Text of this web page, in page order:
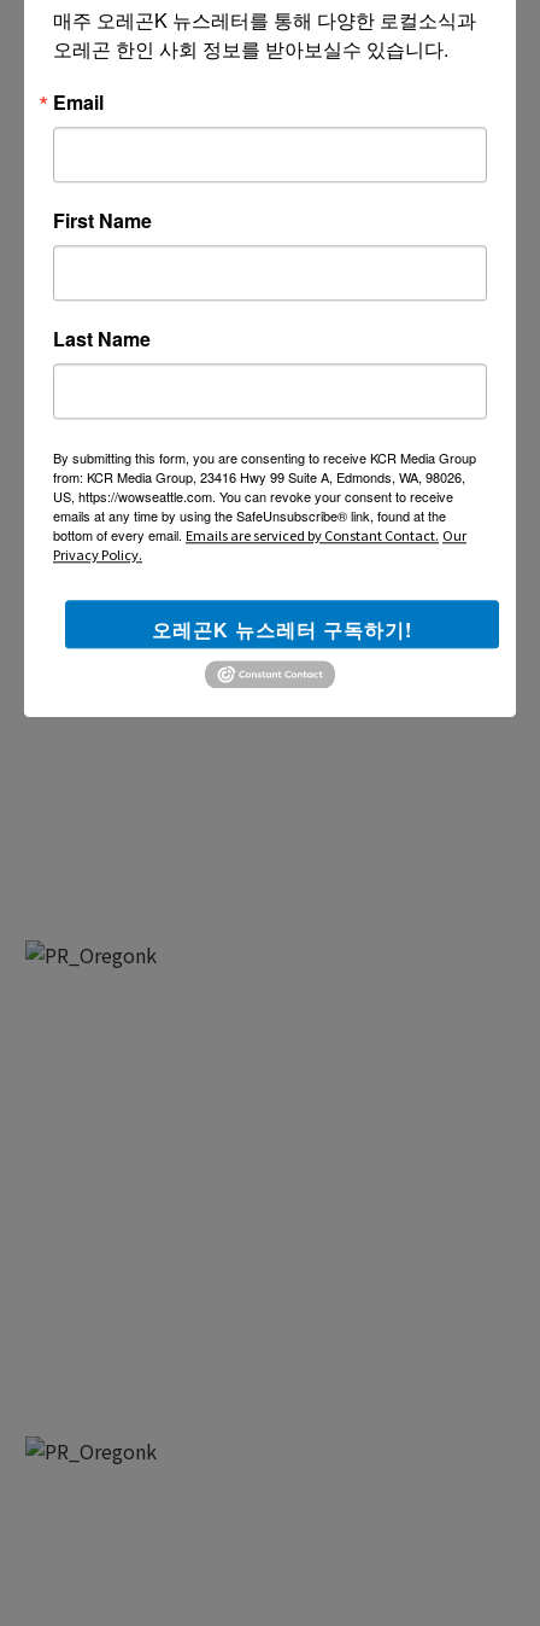
매주 오레곤K 뉴스레터를 통해 다양한 로컬소식과
오레곤 한인 사회 정보를 받아보실수 있습니다.
Email
First Name
Last Name
By submitting this form, you are consenting to receive KCR Media Group
from: KCR Media Group, 23416 Hwy 99 Suite A, Edmonds, WA, 98026,
US, https://wowseattle.com. You can revoke your consent to receive
emails at any time by using the SafeUnsubscribe® link, found at the
bottom of every email. Emails are serviced by Constant Contact. Our
Privacy Policy.
오레곤K 뉴스레터 구독하기!